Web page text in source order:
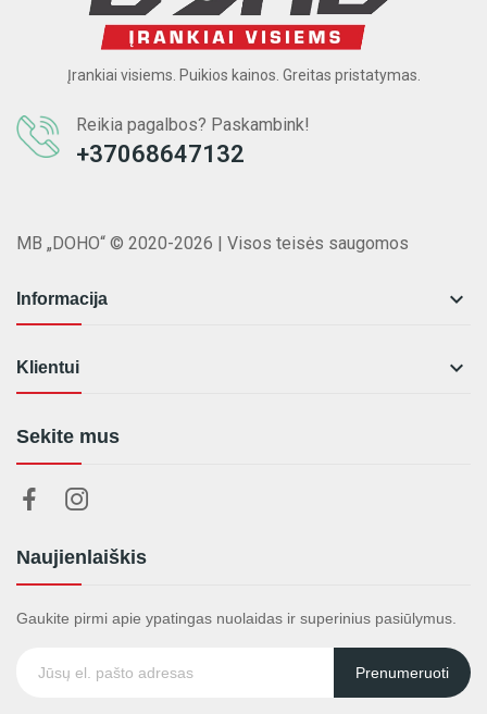
Įrankiai visiems. Puikios kainos. Greitas pristatymas.
Reikia pagalbos? Paskambink!
+37068647132
MB „DOHO“ © 2020-2026 | Visos teisės saugomos
Informacija 
Klientui 
Sekite mus
Naujienlaiškis
Gaukite pirmi apie ypatingas nuolaidas ir superinius pasiūlymus.
Prenumeruoti